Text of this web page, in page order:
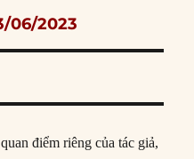
06/2023
điểm riêng của tác giả,